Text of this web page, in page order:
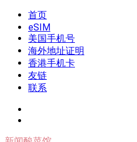
Skip
content
我是王掌柜
新闻酸菜馆|极客电台|自媒体联盟
首页
eSIM
美国手机号
海外地址证明
香港手机卡
友链
联系